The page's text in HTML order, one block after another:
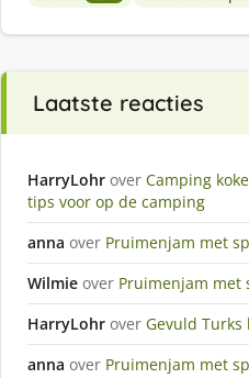
Laatste reacties
HarryLohr over Camping
tips voor op de camping
anna over Pruimenjam met
Wilmie over Pruimenjam met
HarryLohr over Gevuld Turks
anna over Pruimenjam met